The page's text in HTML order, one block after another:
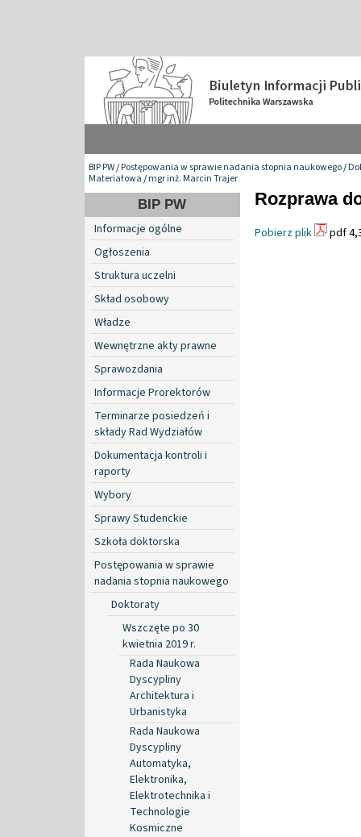
BIP PW/Postępowania w sprawie nadania stopnia naukowego/
Materiałowa/mgr inż. Marcin Trajer
BIP PW
Informacje ogólne
Ogłoszenia
Struktura uczelni
Skład osobowy
Władze
Wewnętrzne akty prawne
Sprawozdania
Informacje Prorektorów
Terminarze posiedzeń i
składy Rad Wydziałów
Dokumentacja kontroli i
raporty
Wybory
Sprawy Studenckie
Szkoła doktorska
Postępowania w sprawie
nadania stopnia naukowego
Doktoraty
Wszczęte po 30
kwietnia 2019 r.
Rada Naukowa
Dyscypliny
Architektura i
Urbanistyka
Rada Naukowa
Dyscypliny
Automatyka,
Elektronika,
Elektrotechnika i
Technologie
Kosmiczne
Rozprawa
Pobierz plik pdf